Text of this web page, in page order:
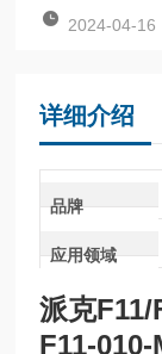
2024-04-16
详细介绍
品牌
应用领域
派克F11/
F11-